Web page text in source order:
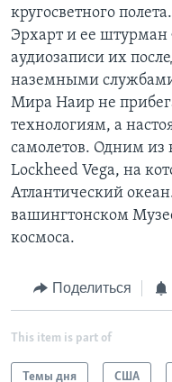
кругосветного
Эрхарт и ее
аудиозаписи их
наземными службами
Мира Наир не
технологиям, а
самолетов. Одним из
Lockheed Vega, на
Атлантический
вашингтонском
космоса.
Поделиться
This item is part of
Темы дня США